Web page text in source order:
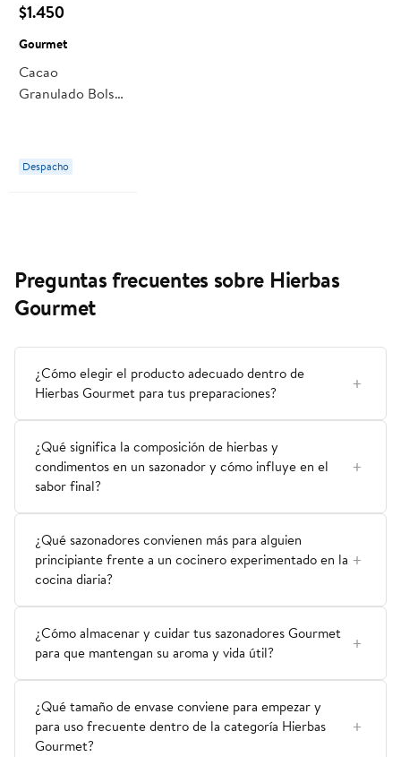
$1.450
Gourmet
Cacao
Granulado Bolsa
Despacho
Preguntas frecuentes sobre Hierbas
Gourmet
¿Cómo elegir el producto adecuado dentro de
Hierbas Gourmet para tus preparaciones?
¿Qué significa la composición de hierbas y
condimentos en un sazonador y cómo influye en el
sabor final?
¿Qué sazonadores convienen más para alguien
principiante frente a un cocinero experimentado en la
cocina diaria?
¿Cómo almacenar y cuidar tus sazonadores Gourmet
para que mantengan su aroma y vida útil?
¿Qué tamaño de envase conviene para empezar y
para uso frecuente dentro de la categoría Hierbas
Gourmet?